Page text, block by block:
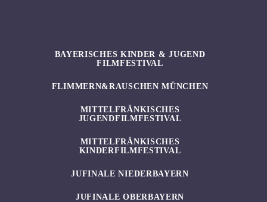
BAYERISCHES KINDER & JUGEND
FILMFESTIVAL
FLIMMERN&RAUSCHEN MÜNCHEN
MITTELFRÄNKISCHES
JUGENDFILMFESTIVAL
MITTELFRÄNKISCHES
KINDERFILMFESTIVAL
JUFINALE NIEDERBAYERN
JUFINALE OBERBAYERN